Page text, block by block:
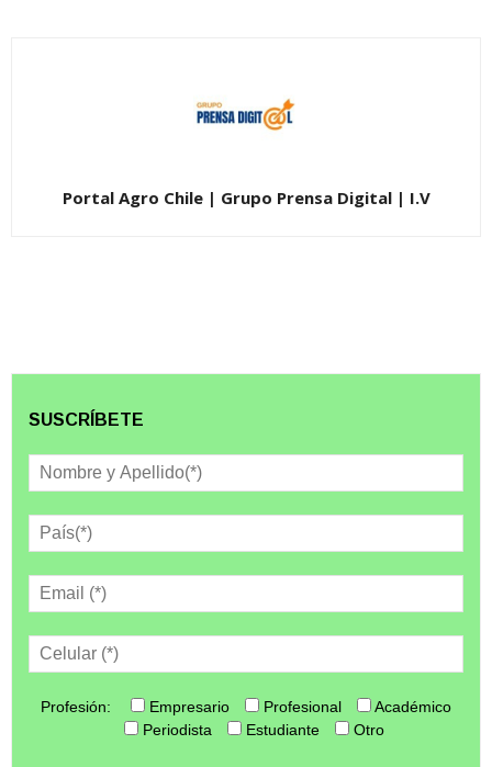
Portal Agro Chile | Grupo Prensa Digital | I.V
SUSCRÍBETE
Profesión: Empresario Profesional
Académico
Periodista
Estudiante Otro